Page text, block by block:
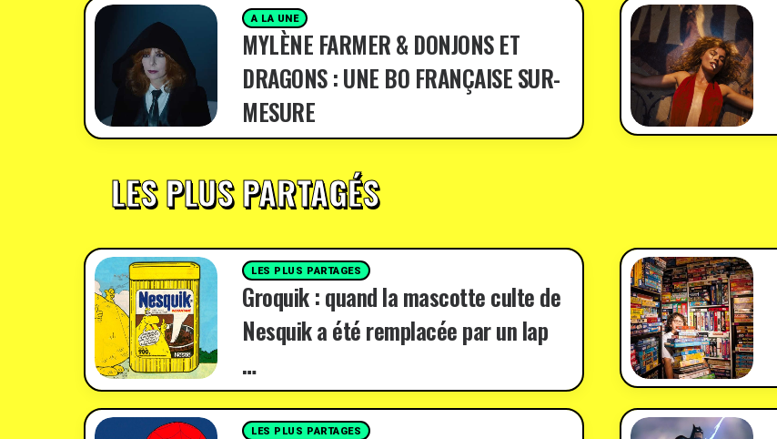
A LA UNE
MYLÈNE FARMER & DONJONS ET
DRAGONS : UNE BO FRANÇAISE SUR-
MESURE
LES PLUS PARTAGÉS
LES PLUS PARTAGES
Groquik : quand la mascotte culte de
Nesquik a été remplacée par un lap
…
LES PLUS PARTAGES